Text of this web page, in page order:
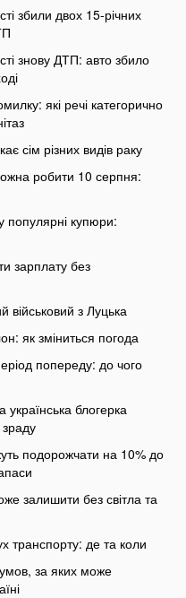
збили двох 15-річних
знову ДТП: авто збило
які речі категорично
сім різних видів раку
робити 10 серпня:
популярні купюри:
зарплату без
військовий з Луцька
як зміниться погода
попереду: до чого
блогерка
подорожчати на 10% до
залишити без світла та
транспорту: де та коли
за яких може